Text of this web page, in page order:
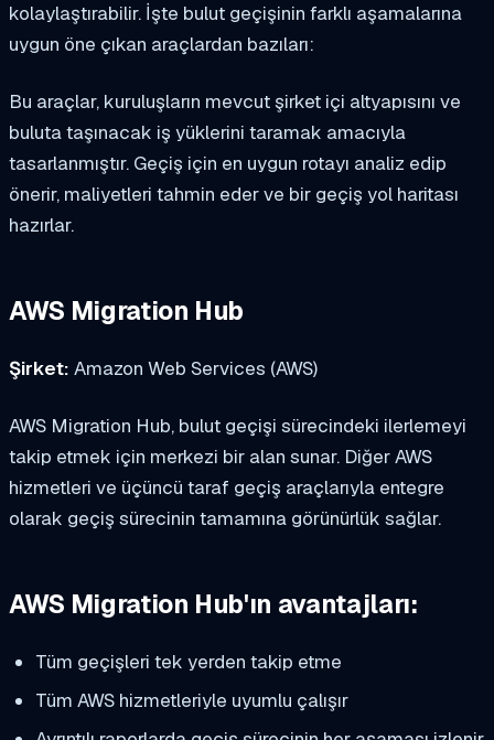
kolaylaştırabilir. İşte bulut geçişinin farklı aşamalarına
uygun öne çıkan araçlardan bazıları:
Bu araçlar, kuruluşların mevcut şirket içi altyapısını ve
buluta taşınacak iş yüklerini taramak amacıyla
tasarlanmıştır. Geçiş için en uygun rotayı analiz edip
önerir, maliyetleri tahmin eder ve bir geçiş yol haritası
hazırlar.
AWS Migration Hub
Şirket: Amazon Web Services (AWS)
AWS Migration Hub, bulut geçişi sürecindeki ilerlemeyi
takip etmek için merkezi bir alan sunar. Diğer AWS
hizmetleri ve üçüncü taraf geçiş araçlarıyla entegre
olarak geçiş sürecinin tamamına görünürlük sağlar.
AWS Migration Hub'ın avantajları:
Tüm geçişleri tek yerden takip etme
Tüm AWS hizmetleriyle uyumlu çalışır